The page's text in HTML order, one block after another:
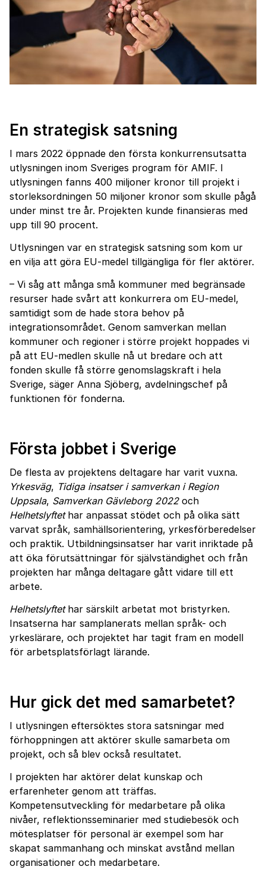
En strategisk satsning
I mars 2022 öppnade den första konkurrensutsatta
utlysningen inom Sveriges program för AMIF. I
utlysningen fanns 400 miljoner kronor till projekt i
storleksordningen 50 miljoner kronor som skulle pågå
under minst tre år. Projekten kunde finansieras med
upp till 90 procent.
Utlysningen var en strategisk satsning som kom ur
en vilja att göra EU-medel tillgängliga för fler aktörer.
– Vi såg att många små kommuner med begränsade
resurser hade svårt att konkurrera om EU-medel,
samtidigt som de hade stora behov på
integrationsområdet. Genom samverkan mellan
kommuner och regioner i större projekt hoppades vi
på att EU-medlen skulle nå ut bredare och att
fonden skulle få större genomslagskraft i hela
Sverige, säger Anna Sjöberg, avdelningschef på
funktionen för fonderna.
Första jobbet i Sverige
De flesta av projektens deltagare har varit vuxna.
Yrkesväg, Tidiga insatser i samverkan i Region
Uppsala, Samverkan Gävleborg 2022och
Helhetslyftethar anpassat stödet och på olika sätt
varvat språk, samhällsorientering, yrkesförberedelser
och praktik. Utbildningsinsatser har varit inriktade på
att öka förutsättningar för självständighet och från
projekten har många deltagare gått vidare till ett
arbete.
Helhetslyftethar särskilt arbetat mot bristyrken.
Insatserna har samplanerats mellan språk- och
yrkeslärare, och projektet har tagit fram en modell
för arbetsplatsförlagt lärande.
Hur gick det med samarbetet?
I utlysningen eftersöktes stora satsningar med
förhoppningen att aktörer skulle samarbeta om
projekt, och så blev också resultatet.
I projekten har aktörer delat kunskap och
erfarenheter genom att träffas.
Kompetensutveckling för medarbetare på olika
nivåer, reflektionsseminarier med studiebesök och
mötesplatser för personal är exempel som har
skapat sammanhang och minskat avstånd mellan
organisationer och medarbetare.